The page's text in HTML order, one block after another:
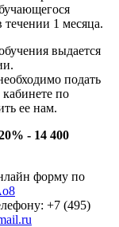
течении 1 месяца.
выдается
подать
по
ее нам.
- 14 400
форму по
+7 (495)